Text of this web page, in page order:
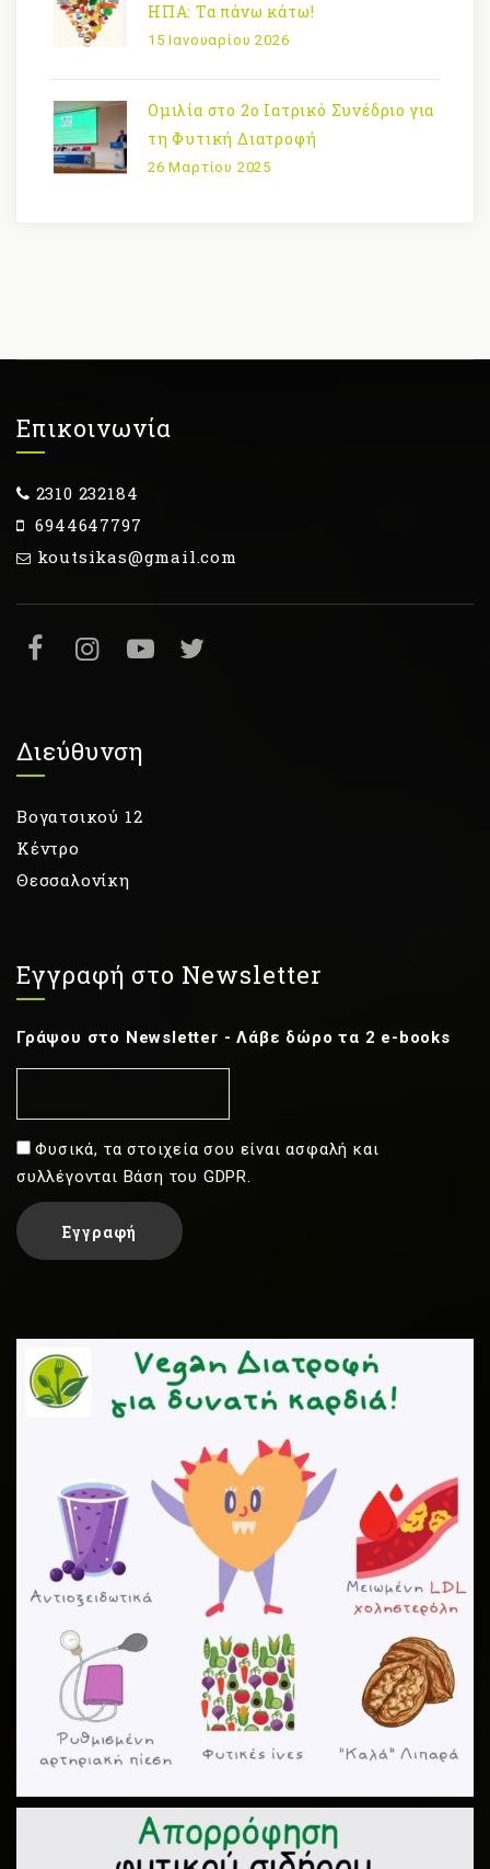
ΗΠΑ: Τα πάνω κάτω!
15 Ιανουαρίου 2026
Ομιλία στο 2ο Ιατρικό Συνέδριο για
τη Φυτική Διατροφή
26 Μαρτίου 2025
Επικοινωνία
2310 232184
6944647797
koutsikas@gmail.com
Διεύθυνση
Βογατσικού 12
Κέντρο
Θεσσαλονίκη
Εγγραφή στο Newsletter
Γράψου στο Newsletter - Λάβε δώρο τα 2 e-books
Φυσικά, τα στοιχεία σου είναι ασφαλή και
συλλέγονται Βάση του GDPR.